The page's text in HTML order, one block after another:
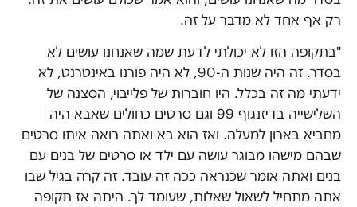
רק אף אחד לא מדבר על זה.
"בתקופה הזו לא יכולתי לדעת שמה שאנחנו עושים לא
בסדר. זה היה שנות ה-90, לא היה פורנו באינטרנט, לא
ידעתי מה זה בכלל. היו חוברות של פלייבוי, הסצנה של
השלישייה בדיזנגוף 99 וגם סרטים כחולים שאבא היה
מחביא בארון למעלה. ואז הוא בא ואתה רואה איתו סרטים
שבהם מישהו מבוגר עושה עם ילד או סרטים של בנים עם
בנים ואתה אומר שכנראה ככה זה עובד. זה קרה בגיל שבו
אתה מתחיל לשאול שאלות, שעומד לך. היתה אז תקופה